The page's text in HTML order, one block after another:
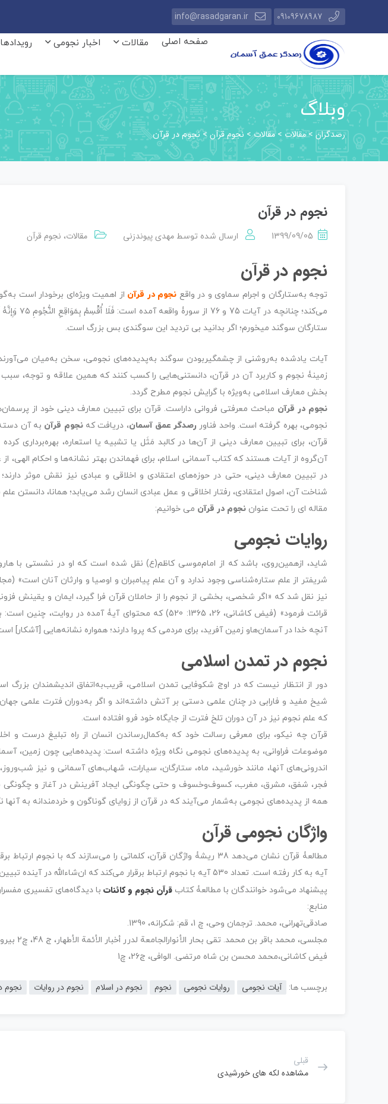
09109678987
info@rasadgaran.ir
صفحه اصلی مقالات اخبار نجومی
وبلاگ
رصدگران >مقالات >مقالات> نجوم قرآن >نجوم در قرآن
نجوم در قرآن
1399/09/05 ارسال شده توسط مهدی پیوندزنی مقالات، نجوم قرآن
نجوم در قرآن
توجه به‌ستارگان و اجرام سماوی و در واقع نجوم در قرآن از اهمیت ویژه‌ای برخودار است
ستارگان سوگند میخورم؛ اگر بدانید بى ‏تردید این سوگندى بس بزرگ است.
آیات یادشده به‌روشنی از چشمگیربودن سوگند‌ به‌پدیده‌های نجومی، سخن به‌میان می‌آورند.
زمینۀ نجوم و کاربرد آن در قرآن، دانستنی‌هایی را کسب کنند که همین علاقه و توجه،
بخش معارف اسلامی به‌ویژه با گرایش نجوم مطرح ‌گردد.
نجوم در قرآن مباحث معرفتی فروانی داراست. قرآن برای تبیین معارف دینی خود از
نجومی، بهره گرفته است. واحد فناور رصدگر عمق آسمان، دریافت کهنجومِ قرآن به آن
قرآن، برای تبیین معارف دینی از آن‌ها در کالبد مَثَل یا تشبیه یا استعاره، بهره‌برداری
آن‌گروه از آیات هستند که کتاب آسمانی اسلام، برای فهماندن بهتر نشانه‌ها و احکام الهی،
در تبیین معارف دینی، حتی در حوزه‌های اعتقادی و اخلاقی و عبادی نیز نقش موثر دارند؛
شناخت آن، اصول اعتقادی، رفتار اخلاقی و عمل عبادی انسان رشد می‌یابد؛ همانا، دانستن
مقاله ای را تحت عنوان نجوم در قرآن می خوانیم:
روایات نجومی
شاید، ازهمین‌روی، باشد که از امام‌موسی کاظم(ع) نقل شده است که او در نشستی با
قرائت فرمود» (فیض کاشانی، 26، 1365: 520) که محتوای آیۀ آمده
آنچه خدا در آسمان‌ها‌و زمین آفرید، برای مردمی که پروا دارند؛ همواره نشانه‌هایی [آشکار] است (صادقی
نجوم در تمدن اسلامی
دور از انتظار نیست که در اوج شکوفایی تمدن اسلامی، قریب‌به‌اتفاق اندیشمندان بزرگ
شیخ مفید و فارابی در چنان علمی دستی بر آتش داشته‌اند و اگر به‌دوران فترت علمی
که علم نجوم نیز در آن دوران تلخ فترت از جایگاه خود فرو افتاده است.
قرآن چه نیکو، برای معرفی رسالت خود که به‌کمال‌رساندن انسان از راه تبلیغ درست و
موضوعات فراوانی، به ‌پدیده‌های نجومی نگاه ویژه داشته است: پدیده‌هایی چون زمین،
اندرونی‌های آنها، مانند خورشید، ماه، ستارگان، سیارات، شهاب‌های آسمانی و نیز
فجر، شفق، مشرق، مغرب، کسوف‌وخسوف و حتی چگونگی ایجاد آفرینش در آغاز و چگونگی
همه از پدیده‌های نجومی به‌شمار می‌آیند که در قرآن از زوایای گوناگون و خردمندانه به‌
واژگان نجومی قرآن
آیه به کار رفته است. تعداد 530 آیه با نجوم ارتباط برقرار می‌کند که ان‌شاءاﷲ در آینده تبیین می‌شود.
پیشنهاد می‌شود خوانندگان با مطالعۀ کتاب قرآن نجوم و کائنات با دیدگاه‌های تفسیری
منابع:
صادقی‌تهرانی، محمد. ترجمان وحی، چ 1، قم: شکرانه، 1390.
مجلسى، محمد باقر بن محمد. تقى بحار الأنوارالجامعة لدرر أخبار الأئمة الأطهار، ج 48، چ2 بیروت: دار إحیاء التراث العربی، 1362.
فیض کاشانى،محمد محسن بن شاه مرتضى. الوافی‏، ج26، چ1
برچسب ها: آیات نجومی روایات نجومی نجوم نجوم در اسلام نجوم در روایات نجوم
قبلی
مشاهده لکه های خورشیدی